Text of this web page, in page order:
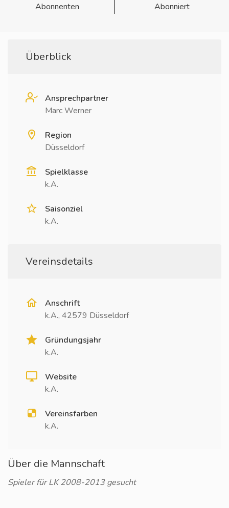
Abonnenten
Abonniert
Überblick
Ansprechpartner
Marc Werner
Region
Düsseldorf
Spielklasse
k.A.
Saisonziel
k.A.
Vereinsdetails
Anschrift
k.A., 42579 Düsseldorf
Gründungsjahr
k.A.
Website
k.A.
Vereinsfarben
k.A.
Über die Mannschaft
Spieler für LK 2008-2013 gesucht